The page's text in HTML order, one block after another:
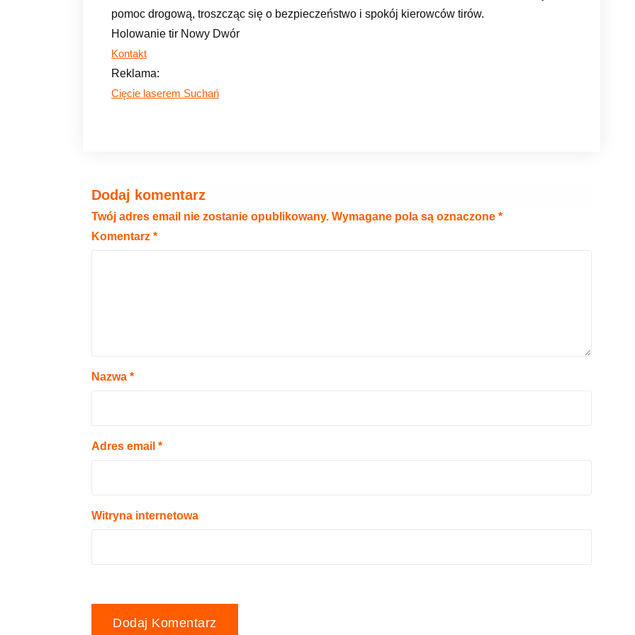
pomoc drogową, troszcząc się o bezpieczeństwo i spokój kierowców tirów.
Holowanie tir Nowy Dwór
Kontakt
Reklama:
Cięcie laserem Suchań
Dodaj komentarz
Twój adres email nie zostanie opublikowany. Wymagane pola są oznaczone *
Komentarz *
Nazwa *
Adres email *
Witryna internetowa